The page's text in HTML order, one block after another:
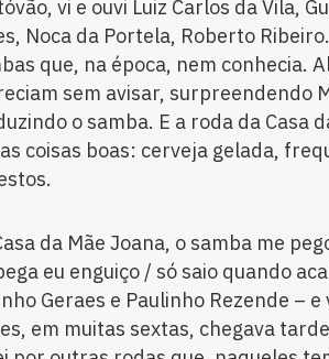
vi e ouvi Luiz Carlos da Vila,
Noca da Portela, Roberto
que, na época, nem conhecia.
sem avisar, surpreendendo
o samba. E a roda da Casa
coisas boas: cerveja gelada,
da Mãe Joana, o samba me
eu enguiço / só saio quando
Geraes e Paulinho Rezende –
em muitas sextas, chegava